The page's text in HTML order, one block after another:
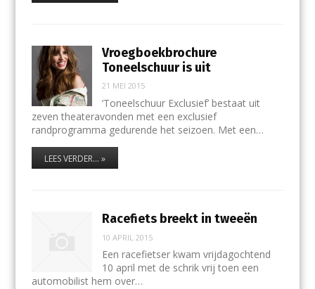
Vroegboekbrochure
Toneelschuur is uit
21 MEI 2015
‘Toneelschuur Exclusief’ bestaat uit
zeven theateravonden met een exclusief
randprogramma gedurende het seizoen. Met een…
LEES VERDER... »
Racefiets breekt in tweeën
10 APRIL 2015
Een racefietser kwam vrijdagochtend
10 april met de schrik vrij toen een
automobilist hem over…